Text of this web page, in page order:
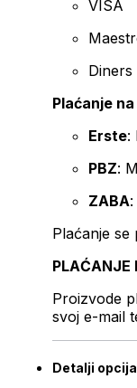
VISA
Diners
Plaćanje
Erste:
PBZ:
ZABA
Plaćanje
PLAĆANJE
Proizvode
svoj e-mail
Detalji